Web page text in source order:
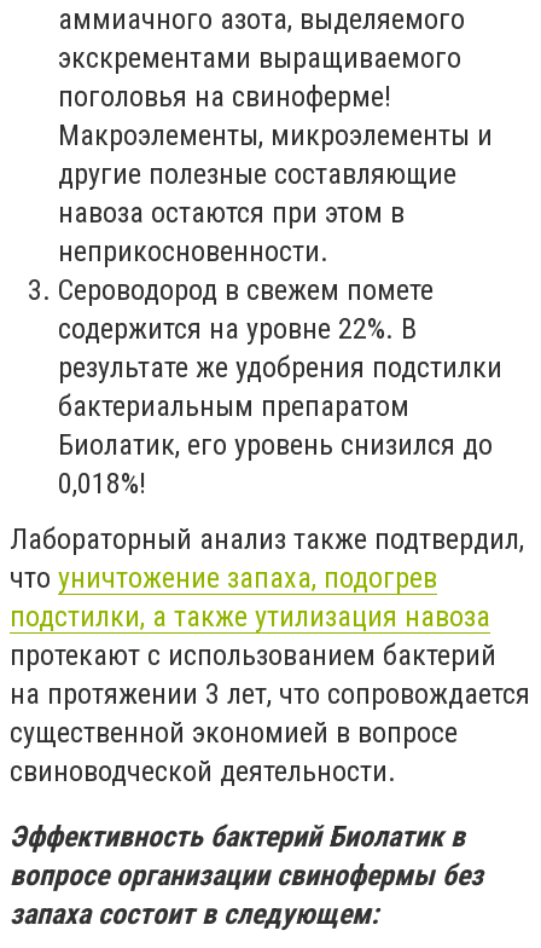
аммиачного азота, выделяемого
экскрементами выращиваемого
поголовья на свиноферме!
Макроэлементы, микроэлементы и
другие полезные составляющие
навоза остаются при этом в
неприкосновенности.
Сероводород в свежем помете
содержится на уровне 22%. В
результате же удобрения подстилки
бактериальным препаратом
Биолатик, его уровень снизился до
0,018%!
Лабораторный анализ также подтвердил,
что уничтожение запаха, подогрев
подстилки, а также утилизация навоза
протекают с использованием бактерий
на протяжении 3 лет, что сопровождается
существенной экономией в вопросе
свиноводческой деятельности.
Эффективность бактерий Биолатик в
вопросе организации свинофермы без
запаха состоит в следующем: